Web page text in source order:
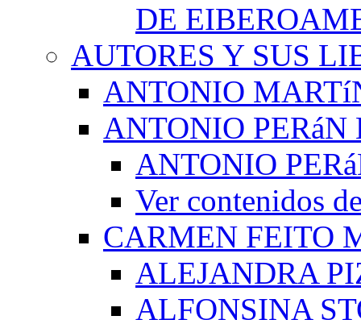
DE
AUTORES Y SUS
ANTONIO
ANTONIO PERáN
ANTONIO
Ver contenidos
CARMEN FEITO
ALEJANDRA
ALFONSINA